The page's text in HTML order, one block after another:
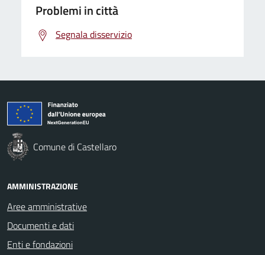
Problemi in città
Segnala disservizio
Comune di Castellaro
AMMINISTRAZIONE
Aree amministrative
Documenti e dati
Enti e fondazioni